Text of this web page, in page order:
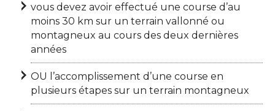
vous devez avoir effectué une course d’au
moins 30 km sur un terrain vallonné ou
montagneux au cours des deux dernières
années
OU l’accomplissement d’une course en
plusieurs étapes sur un terrain montagneux